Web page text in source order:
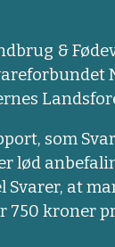
&
som
lød
at
750 kroner